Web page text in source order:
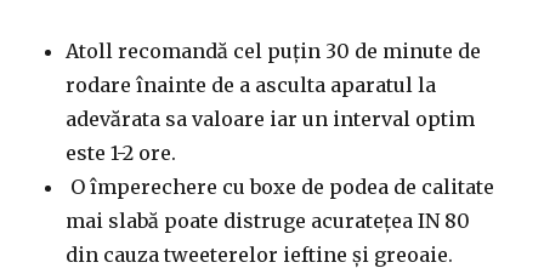
Atoll recomandă cel puțin 30 de minute de
rodare înainte de a asculta aparatul la
adevărata sa valoare iar un interval optim
este 1-2 ore.
O împerechere cu boxe de podea de calitate
mai slabă poate distruge acuratețea IN 80
din cauza tweeterelor ieftine și greoaie.